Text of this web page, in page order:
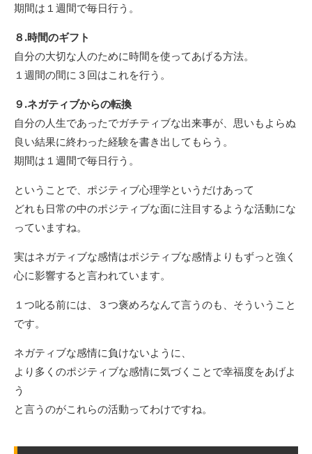
期間は１週間で毎日行う。
８.時間のギフト
自分の大切な人のために時間を使ってあげる方法。
１週間の間に３回はこれを行う。
９.ネガティブからの転換
自分の人生であったでガチティブな出来事が、思いもよらぬ
良い結果に終わった経験を書き出してもらう。
期間は１週間で毎日行う。
ということで、ポジティブ心理学というだけあって
どれも日常の中のポジティブな面に注目するような活動にな
っていますね。
実はネガティブな感情はポジティブな感情よりもずっと強く
心に影響すると言われています。
１つ叱る前には、３つ褒めろなんて言うのも、そういうこと
です。
ネガティブな感情に負けないように、
より多くのポジティブな感情に気づくことで幸福度をあげよ
う
と言うのがこれらの活動ってわけですね。